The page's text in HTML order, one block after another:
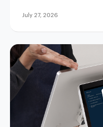
mencocokkan data
July 27, 2026